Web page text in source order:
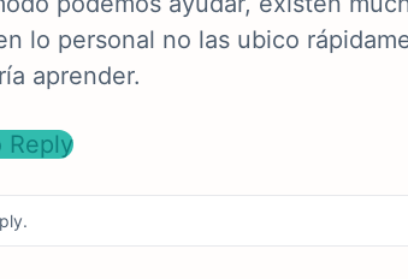
lo personal no las ubico
aprender.
Reply